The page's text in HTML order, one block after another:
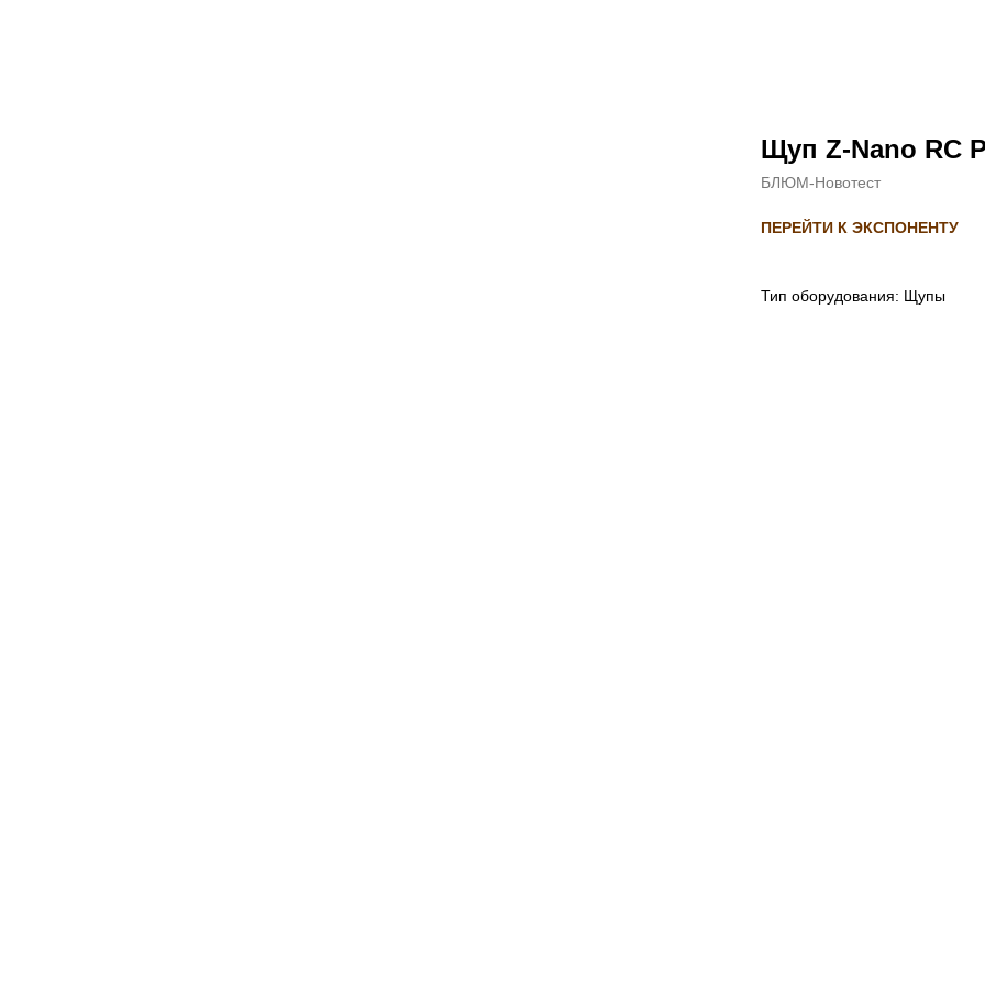
Щуп Z-Nano RC
БЛЮМ-Новотест
ПЕРЕЙТИ К ЭКСПОНЕНТУ
Тип оборудования: Щупы